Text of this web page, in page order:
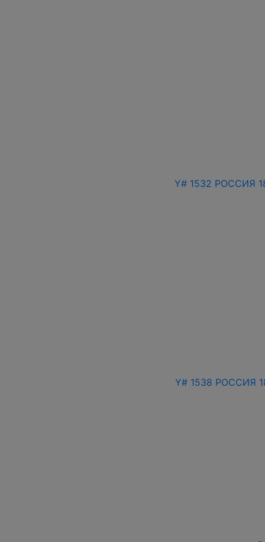
Y# 1532 РОССИЯ
Y# 1538 РОССИЯ